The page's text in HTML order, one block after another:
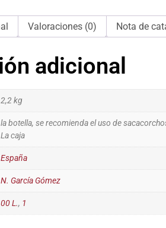
Valoraciones (0) Nota de
adicional
2,2 kg
la botella, se recomienda el uso de
La caja
España
N. García Gómez
00 L., 1